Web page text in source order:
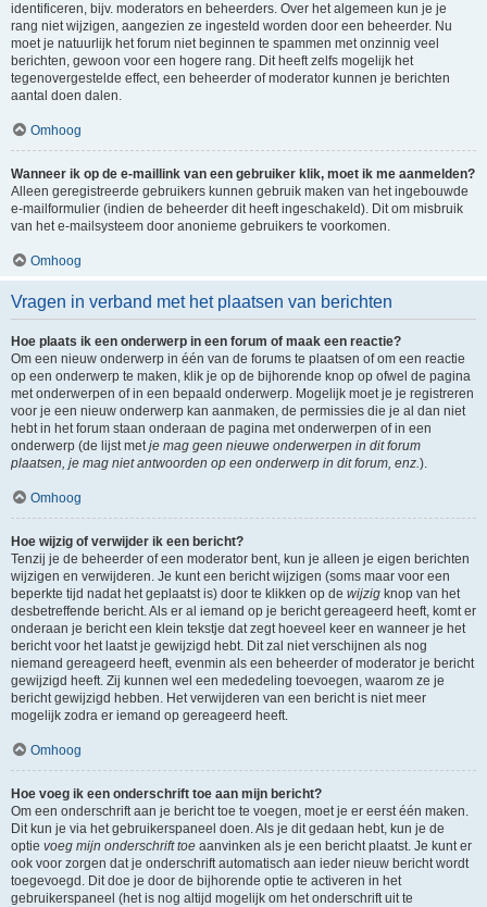
identificeren, bijv. moderators en beheerders. Over het algemeen kun je je
rang niet wijzigen, aangezien ze ingesteld worden door een beheerder. Nu
moet je natuurlijk het forum niet beginnen te spammen met onzinnig veel
berichten, gewoon voor een hogere rang. Dit heeft zelfs mogelijk het
tegenovergestelde effect, een beheerder of moderator kunnen je berichten
aantal doen dalen.
Omhoog
Wanneer ik op de e-maillink van een gebruiker klik, moet ik me aanmelden?
Alleen geregistreerde gebruikers kunnen gebruik maken van het ingebouwde
e-mailformulier (indien de beheerder dit heeft ingeschakeld). Dit om misbruik
van het e-mailsysteem door anonieme gebruikers te voorkomen.
Omhoog
Vragen in verband met het plaatsen van berichten
Hoe plaats ik een onderwerp in een forum of maak een reactie?
Om een nieuw onderwerp in één van de forums te plaatsen of om een reactie
op een onderwerp te maken, klik je op de bijhorende knop op ofwel de pagina
met onderwerpen of in een bepaald onderwerp. Mogelijk moet je je registreren
voor je een nieuw onderwerp kan aanmaken, de permissies die je al dan niet
hebt in het forum staan onderaan de pagina met onderwerpen of in een
onderwerp (de lijst metje mag geen nieuwe onderwerpen in dit forum
plaatsen, je mag niet antwoorden op een onderwerp in dit forum, enz.).
Omhoog
Hoe wijzig of verwijder ik een bericht?
Tenzij je de beheerder of een moderator bent, kun je alleen je eigen berichten
wijzigen en verwijderen. Je kunt een bericht wijzigen (soms maar voor een
beperkte tijd nadat het geplaatst is) door te klikken op de wijzig knop van het
desbetreffende bericht. Als er al iemand op je bericht gereageerd heeft, komt er
onderaan je bericht een klein tekstje dat zegt hoeveel keer en wanneer je het
bericht voor het laatst je gewijzigd hebt. Dit zal niet verschijnen als nog
niemand gereageerd heeft, evenmin als een beheerder of moderator je bericht
gewijzigd heeft. Zij kunnen wel een mededeling toevoegen, waarom ze je
bericht gewijzigd hebben. Het verwijderen van een bericht is niet meer
mogelijk zodra er iemand op gereageerd heeft.
Omhoog
Hoe voeg ik een onderschrift toe aan mijn bericht?
Om een onderschrift aan je bericht toe te voegen, moet je er eerst één maken.
Dit kun je via het gebruikerspaneel doen. Als je dit gedaan hebt, kun je de
optie voeg mijn onderschrift toe aanvinken als je een bericht plaatst. Je kunt er
ook voor zorgen dat je onderschrift automatisch aan ieder nieuw bericht wordt
toegevoegd. Dit doe je door de bijhorende optie te activeren in het
gebruikerspaneel (het is nog altijd mogelijk om het onderschrift uit te